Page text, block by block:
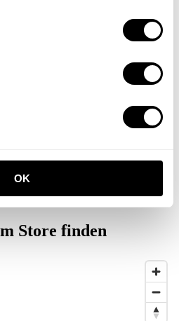
OKFlur V Schwarz/Walnuß
Store finden